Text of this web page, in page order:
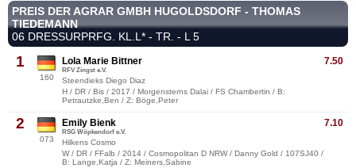
PREIS DER AGRAR GMBH HUGOLDSDORF - THOMAS
TIEDEMANN
06 DRESSURPRFG. KL.L* - TR. - L 5
1
160
7.50
Lola Marie Bittner
RFV Zingst e.V.
Steendieks Diego Diaz
H / DR / Bis / 2017 / Morgensterns Dalai / FS Chambertin / B:
Petrautzke,Ben / Z: Böge,Peter
2
073
7.10
Emily Bienk
RSG Wöpkendorf e.V.
Hilkens Cosmo
W / DR / FFalb / 2014 / Cosmopolitan D NRW / Danny Gold / 107SJ40 /
B: Lange,Katja / Z: Meiners,Sabine